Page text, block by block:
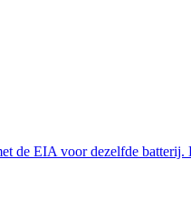
de EIA voor dezelfde